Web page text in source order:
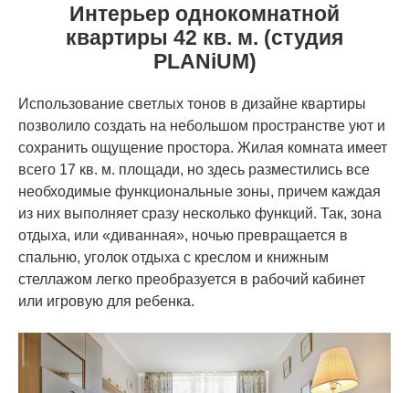
Интерьер однокомнатной
квартиры 42 кв. м. (студия
PLANiUM)
Использование светлых тонов в дизайне квартиры
позволило создать на небольшом пространстве уют и
сохранить ощущение простора. Жилая комната имеет
всего 17 кв. м. площади, но здесь разместились все
необходимые функциональные зоны, причем каждая
из них выполняет сразу несколько функций. Так, зона
отдыха, или «диванная», ночью превращается в
спальню, уголок отдыха с креслом и книжным
стеллажом легко преобразуется в рабочий кабинет
или игровую для ребенка.